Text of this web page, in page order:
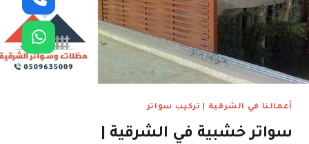
أعمالنا في الشرقية تركيب سواتر
سواتر خشبية في الشرقية |